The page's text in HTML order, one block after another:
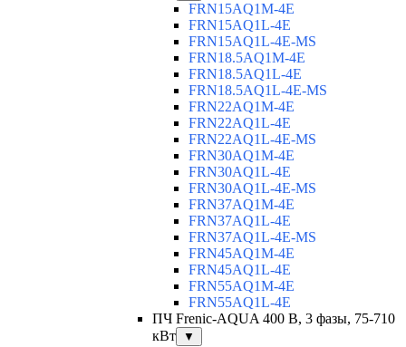
FRN15AQ1M-4E
FRN15AQ1L-4E
FRN15AQ1L-4E-MS
FRN18.5AQ1M-4E
FRN18.5AQ1L-4E
FRN18.5AQ1L-4E-MS
FRN22AQ1M-4E
FRN22AQ1L-4E
FRN22AQ1L-4E-MS
FRN30AQ1M-4E
FRN30AQ1L-4E
FRN30AQ1L-4E-MS
FRN37AQ1M-4E
FRN37AQ1L-4E
FRN37AQ1L-4E-MS
FRN45AQ1M-4E
FRN45AQ1L-4E
FRN55AQ1M-4E
FRN55AQ1L-4E
ПЧ Frenic-AQUA 400 В, 3 фазы, 75-710
кВт
▼